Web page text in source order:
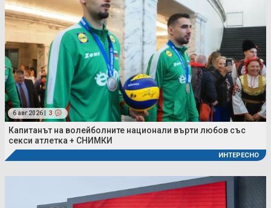
6 авг 2026 | 3
Капитанът на волейболните национали върти любов със
секси атлетка + СНИМКИ
ИНТЕРЕСНО